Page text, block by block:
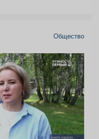
Общество